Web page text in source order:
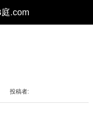
投稿者: